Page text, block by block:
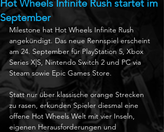
Hot Wheels Infinite Rush startet im
September
Milestone hat Hot Wheels Infinite Rush
angekündigt. Das neue Rennspiel erscheint
am 24. September für PlayStation 5, Xbox
Series X|S, Nintendo Switch 2 und PC via
Steam sowie Epic Games Store.
Statt nur über klassische orange Strecken
zu rasen, erkunden Spieler diesmal eine
offene Hot Wheels Welt mit vier Inseln,
eigenen Herausforderungen und